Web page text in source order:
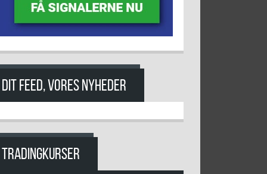
DIT FEED, VORES NYHEDER
TRADINGKURSER